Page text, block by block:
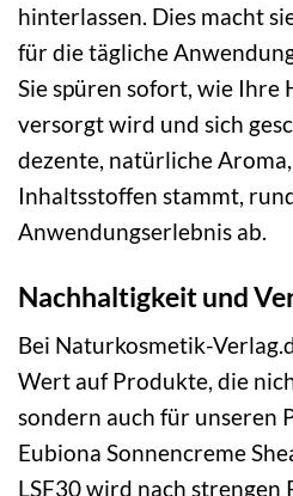
hinterlassen. Dies macht
für die tägliche
Sie spüren sofort, wie Ihre
versorgt wird und sich
dezente, natürliche
Inhaltsstoffen stammt,
Anwendungserlebnis ab.
Nachhaltigkeit und
Bei Naturkosmetik-
Wert auf Produkte, die
sondern auch für unseren
Eubiona Sonnencreme
LSF30 wird nach strengen